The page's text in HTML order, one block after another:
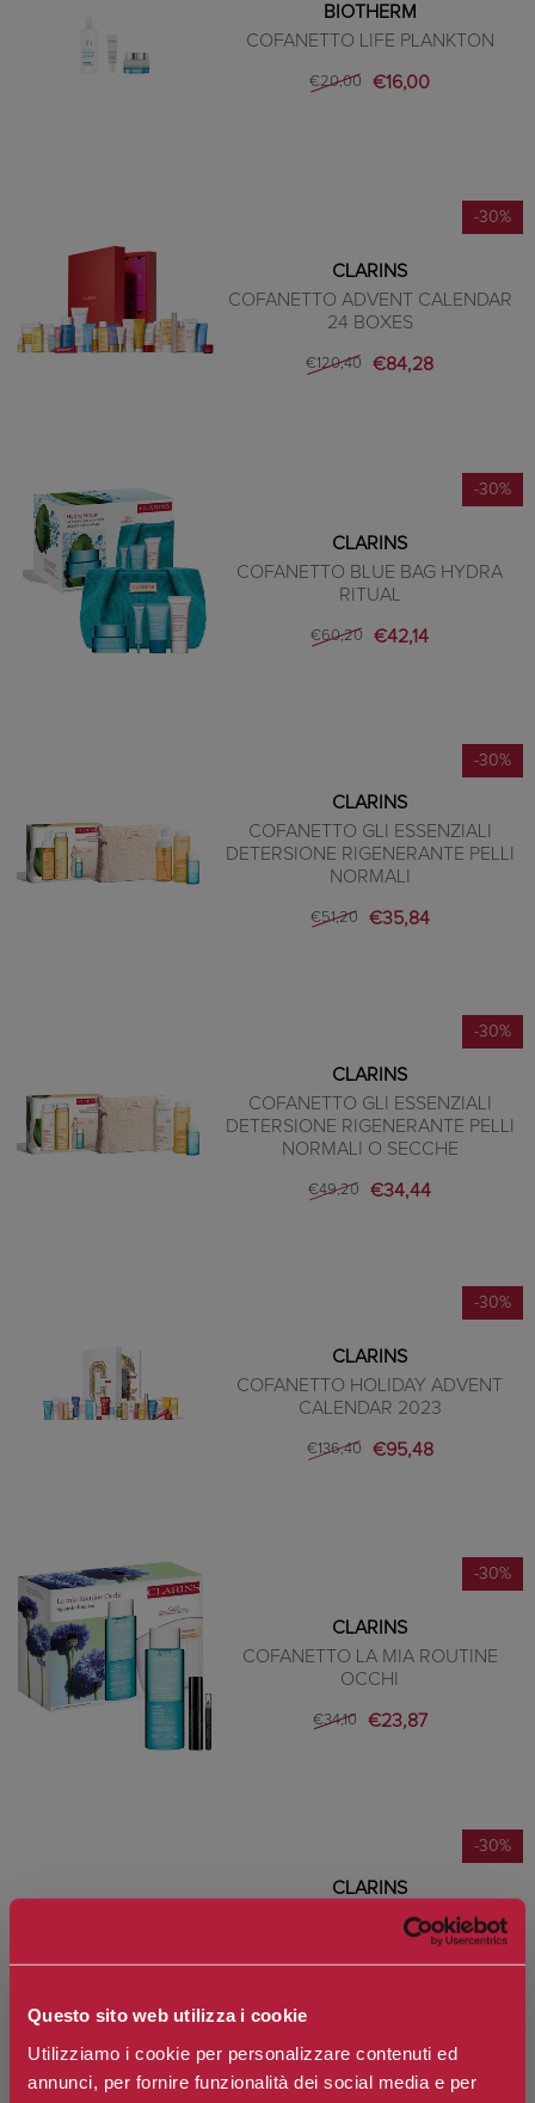
Questo sito web utilizza i cookie
Utilizziamo i cookie per personalizzare contenuti ed
annunci, per fornire funzionalità dei social media e per
BIOTHERM
COFANETTO LIFE PLANKTON
€20,00 €16,00
-30%
CLARINS
COFANETTO ADVENT CALENDAR
24 BOXES
€120,40 €84,28
-30%
CLARINS
COFANETTO BLUE BAG HYDRA
RITUAL
€60,20 €42,14
-30%
CLARINS
COFANETTO GLI ESSENZIALI
DETERSIONE RIGENERANTE PELLI
NORMALI
€51,20 €35,84
-30%
CLARINS
COFANETTO GLI ESSENZIALI
DETERSIONE RIGENERANTE PELLI
NORMALI O SECCHE
€49,20 €34,44
-30%
CLARINS
COFANETTO HOLIDAY ADVENT
CALENDAR 2023
€136,40 €95,48
-30%
CLARINS
COFANETTO LA MIA ROUTINE
OCCHI
€34,10 €23,87
-30%
CLARINS
COFANETTO MES ESSENTIEL
DÉMAQUILLAGE PELLI NORMALI O
SECCA